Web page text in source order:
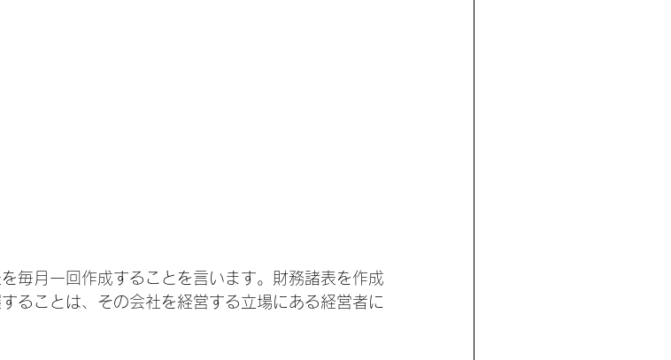
毎月一回作成することを言います。財務諸表を作成
ることは、その会社を経営する立場にある経営者に